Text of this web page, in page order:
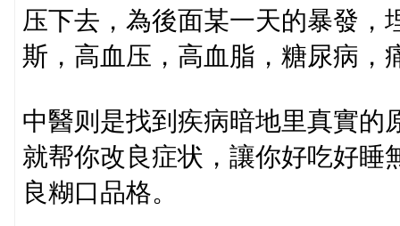
压下去，為後面某一天的暴發，
斯，高血压，高血脂，糖尿病，
中醫则是找到疾病暗地里真實的
就帮你改良症状，讓你好吃好睡
良糊口品格。